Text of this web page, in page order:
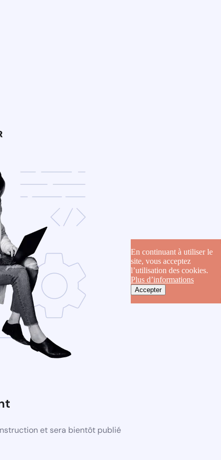
et sera bientôt publié
En continuant à utiliser le
site, vous acceptez
l’utilisation des cookies.
Plus d’informations
Accepter